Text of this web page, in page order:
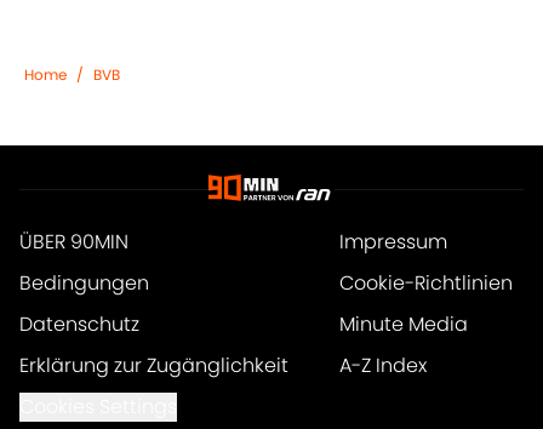
Home / BVB
ÜBER 90MIN
Impressum
Bedingungen
Cookie-Richtlinien
Datenschutz
Minute Media
Erklärung zur Zugänglichkeit
A-Z Index